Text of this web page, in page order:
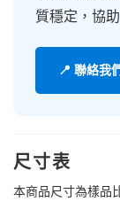
質穩定，協
📍 聯絡我
尺寸表
本商品尺寸為樣品